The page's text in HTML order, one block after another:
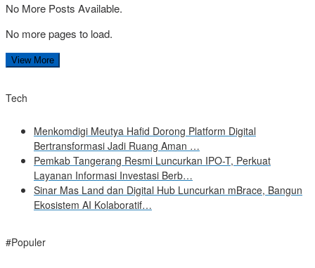
No More Posts Available.
No more pages to load.
View More
Tech
Menkomdigi Meutya Hafid Dorong Platform Digital
Bertransformasi Jadi Ruang Aman …
Pemkab Tangerang Resmi Luncurkan IPO-T, Perkuat
Layanan Informasi Investasi Berb…
Sinar Mas Land dan Digital Hub Luncurkan mBrace, Bangun
Ekosistem AI Kolaboratif…
#Populer